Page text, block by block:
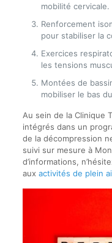
mobilité cervicale.
Renforcement
pour stabiliser la
Exercices
les tensions
Montées de
mobiliser le bas
Au sein de la Clinique
intégrés dans un
de la décompression
suivi sur mesure à
d’informations,
aux activités de plein